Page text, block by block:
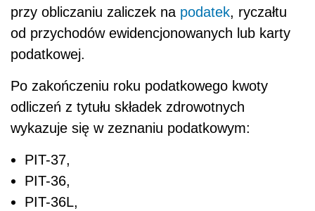
przy obliczaniu zaliczek na podatek, ryczałtu
od przychodów ewidencjonowanych lub karty
podatkowej.
Po zakończeniu roku podatkowego kwoty
odliczeń z tytułu składek zdrowotnych
wykazuje się w zeznaniu podatkowym:
PIT-37,
PIT-36,
PIT-36L,